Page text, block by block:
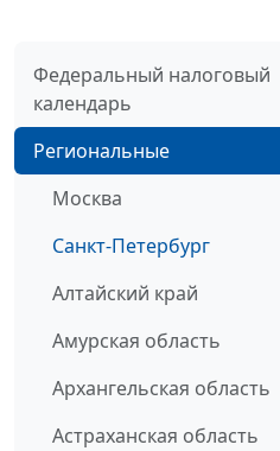
Федеральный налоговый
календарь
Региональные
Москва
Санкт-Петербург
Алтайский край
Амурская область
Архангельская область
Астраханская область